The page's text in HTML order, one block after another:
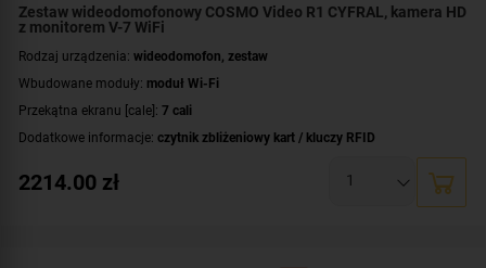
Zestaw wideodomofonowy COSMO Video R1 CYFRAL, kamera HD
z monitorem V-7 WiFi
Rodzaj urządzenia: wideodomofon, zestaw
Wbudowane moduły: moduł Wi-Fi
Przekątna ekranu [cale]: 7 cali
Dodatkowe informacje: czytnik zbliżeniowy kart / kluczy RFID
Zawartość zestawu:
kaseta zewnętrzna wideomonitor,
2214.00 zł